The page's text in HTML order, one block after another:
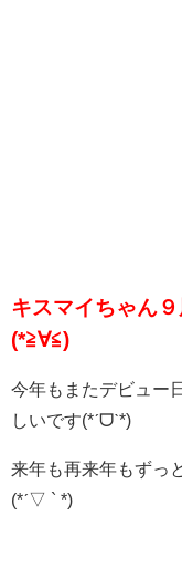
キスマイちゃん
(*≧∀≦)
今年もまたデビュー
しいです(*ˊᗜˋ*)
来年も再来年もずっ
(*ˊ▽ ` *)